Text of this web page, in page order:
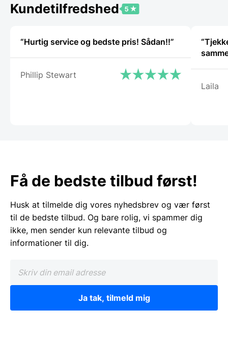
Kundetilfredshed
“Hurtig service og bedste pris! Sådan!!”
Phillip Stewart
Laila
Få de bedste tilbud først!
Husk at tilmelde dig vores nyhedsbrev og vær først
til de bedste tilbud. Og bare rolig, vi spammer dig
ikke, men sender kun relevante tilbud og
informationer til dig.
Ja tak, tilmeld mig